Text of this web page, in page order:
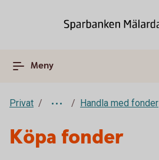
Meny
Privat Handla med fonder
Köpa fonder